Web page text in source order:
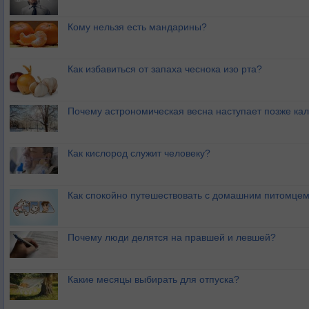
Кому нельзя есть мандарины?
Как избавиться от запаха чеснока изо рта?
Почему астрономическая весна наступает позже
Как кислород служит человеку?
Как спокойно путешествовать с домашним питомцем
Почему люди делятся на правшей и левшей?
Какие месяцы выбирать для отпуска?